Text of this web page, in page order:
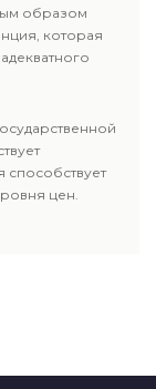
образом
которая
способствует
цен.